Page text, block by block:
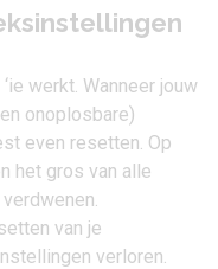
werkt. Wanneer jouw
onoplosbare)
even resetten. Op
het gros van alle
van je
verloren.